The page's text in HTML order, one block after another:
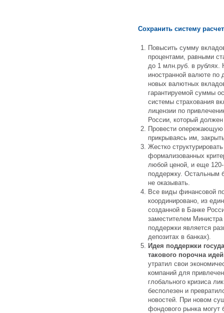
Сохранить систему
Повысить сумму
процентами, равными
до 1 млн.руб. в рублях.
иностранной валюте
новых валютных
гарантируемой суммы
системы страхования
лицензии по
России, который
Провести опережающую
прикрываясь им,
Жестко
формализованных
любой ценой, и еще
поддержку. Остальным
не оказывать.
Все виды финансовой
координировано, из
созданной в Банке
заместителем
поддержки является
депозитах в банках).
Идея поддержки
такового порочна
утратил свои
компаний для
глобального кризиса
бесполезен и
новостей. При новом
фондового рынка